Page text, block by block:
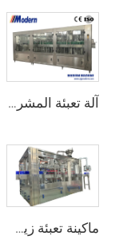
آلة تعبئة المشروبات الغازية لزجاجات المياه
ماكينة تعبئة زيت الزيتون